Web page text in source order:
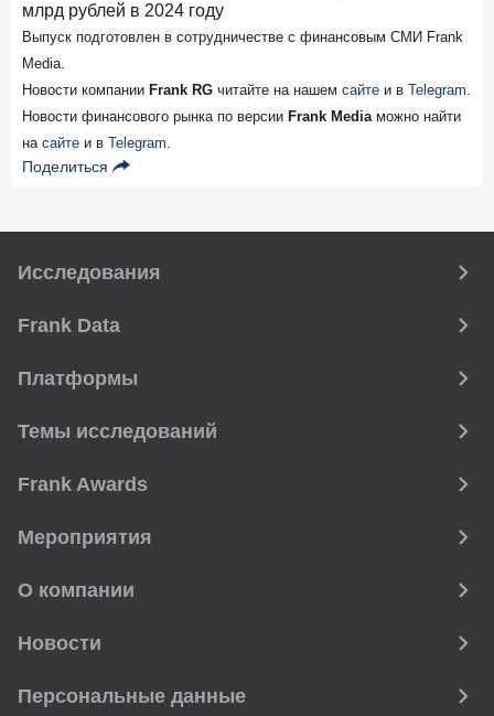
млрд рублей в 2024 году
Выпуск подготовлен в сотрудничестве с финансовым СМИ Frank
Media.
Новости компании Frank RG читайте на нашем сайте и в Telegram.
Новости финансового рынка по версии Frank Mediaможно найти
на сайте и в Telegram.
Поделиться
Исследования
Frank Data
Платформы
Темы исследований
Frank Awards
Мероприятия
О компании
Новости
Персональные данные